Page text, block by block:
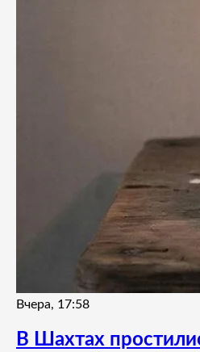
Вчера, 17:58
В Шахтах